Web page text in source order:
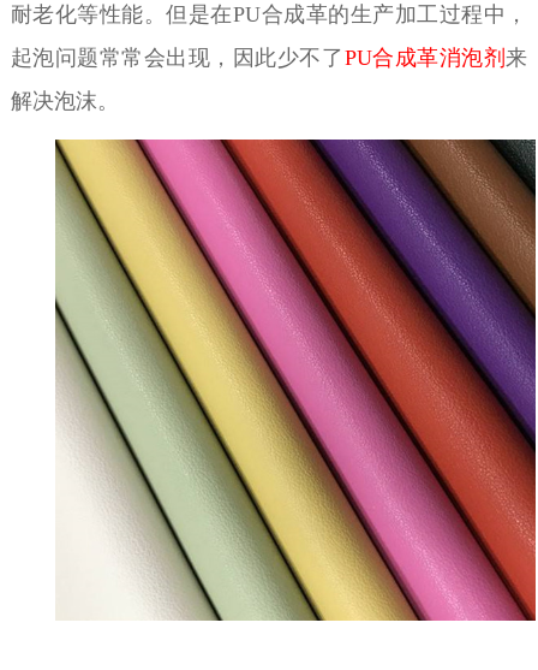
耐老化等性能。但是在PU合成革的生产加工过程中，
起泡问题常常会出现，因此少不了PU合成革消泡剂来
解决泡沫。